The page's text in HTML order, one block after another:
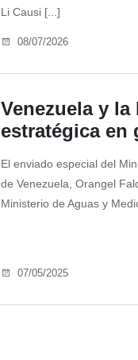
Li Causi [...]
08/07/2026
Venezuela y
estratégica en
El enviado especial del
de Venezuela, Orangel
Ministerio de Aguas y
07/05/2025